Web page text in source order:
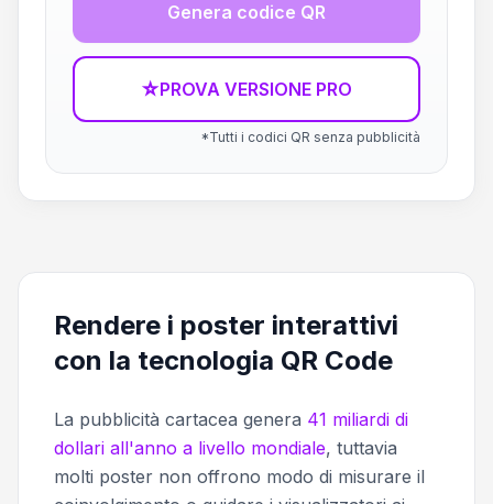
Genera codice QR
☆PROVA VERSIONE PRO
*Tutti i codici QR senza pubblicità
Rendere i poster interattivi
con la tecnologia QR Code
La pubblicità cartacea genera 41 miliardi di
dollari all'anno a livello mondiale, tuttavia
molti poster non offrono modo di misurare il